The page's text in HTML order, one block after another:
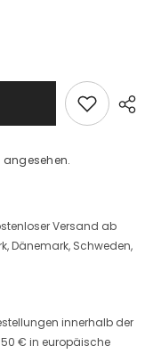
angesehen.
Versand ab
Dänemark, Schweden,
innerhalb der
€ in europäische